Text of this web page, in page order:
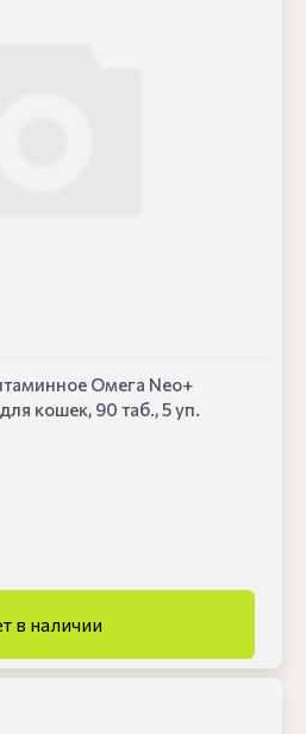
Омега Neo+
кошек, 90 таб., 5 уп.